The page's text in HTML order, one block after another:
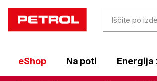
eShop Na poti Energija